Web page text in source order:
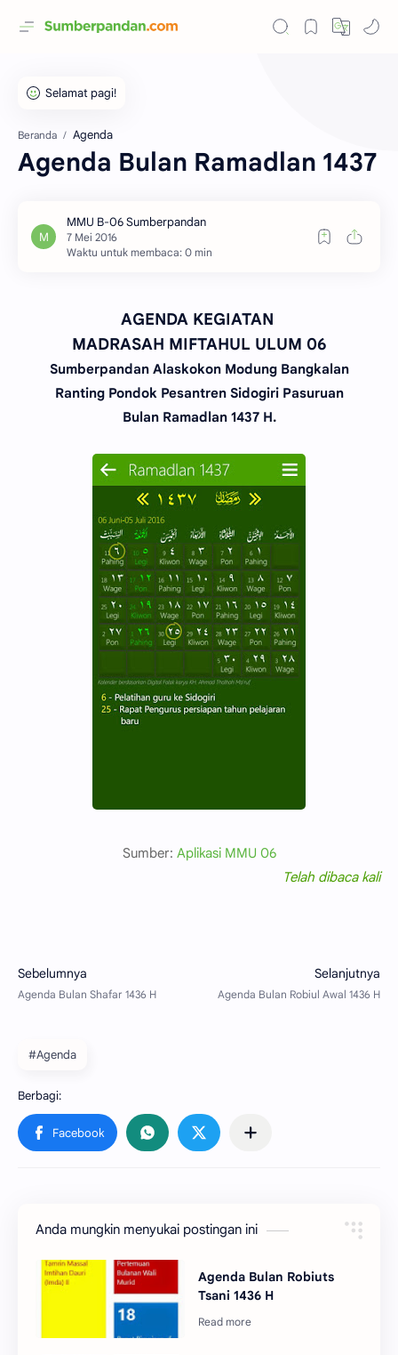
Beranda Agenda
Agenda Bulan Ramadlan 1437
Waktu untuk membaca: 0 min
AGENDA KEGIATAN
MADRASAH MIFTAHUL ULUM 06
Sumberpandan Alaskokon Modung Bangkalan
Ranting Pondok Pesantren Sidogiri Pasuruan
Bulan Ramadlan 1437 H.
Sumber: Aplikasi MMU 06
Telah dibaca kali
#Agenda
Anda mungkin menyukai postingan ini
Agenda Bulan Robiuts
Tsani 1436 H